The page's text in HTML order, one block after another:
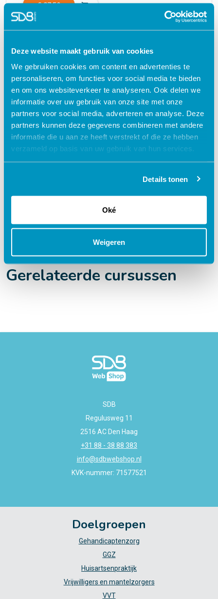
Deze website maakt gebruik van cookies
We gebruiken cookies om content en advertenties te
personaliseren, om functies voor social media te bieden
en om ons websiteverkeer te analyseren. Ook delen we
informatie over uw gebruik van onze site met onze
partners voor social media, adverteren en analyse. Deze
partners kunnen deze gegevens combineren met andere
informatie die u aan ze heeft verstrekt of die ze hebben
verzameld op basis van uw gebruik van hun services.
Details tonen
Oké
Weigeren
€ 27,50 shopping_cart
Waarom kiezen voor deze
e-learning?
Flexibel – leer op je eigen manier en tempo
Praktijkgericht – ontwikkeld samen met
zorgprofessionals
Gerelateerde cursussen
SDB
Regulusweg 11
2516 AC Den Haag
+31 88 - 38 88 383
info@sdbwebshop.nl
KVK-nummer: 71577521
Doelgroepen
Gehandicaptenzorg
GGZ
Huisartsenpraktijk
Vrijwilligers en mantelzorgers
VVT